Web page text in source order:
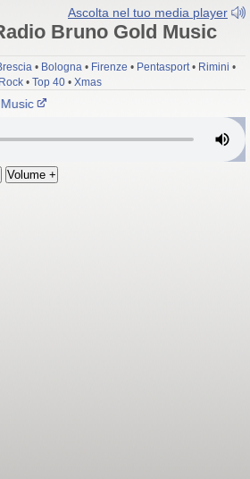
Ascolta nel tuo media player
Bruno Gold Music
• Bologna • Firenze • Pentasport• Rimini •
Rock • Top 40 • Xmas
Volume +